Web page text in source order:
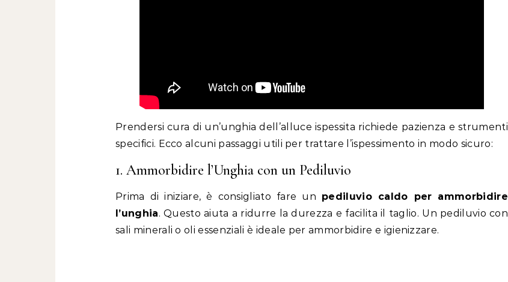
Prendersi cura di un’unghia dell’alluce ispessita richiede pazienza e strumenti
specifici. Ecco alcuni passaggi utili per trattare l’ispessimento in modo sicuro:
1. Ammorbidire l’Unghia con un Pediluvio
Prima di iniziare, è consigliato fare un pediluvio caldo per ammorbidire
l’unghia. Questo aiuta a ridurre la durezza e facilita il taglio. Un pediluvio con
sali minerali o oli essenziali è ideale per ammorbidire e igienizzare.